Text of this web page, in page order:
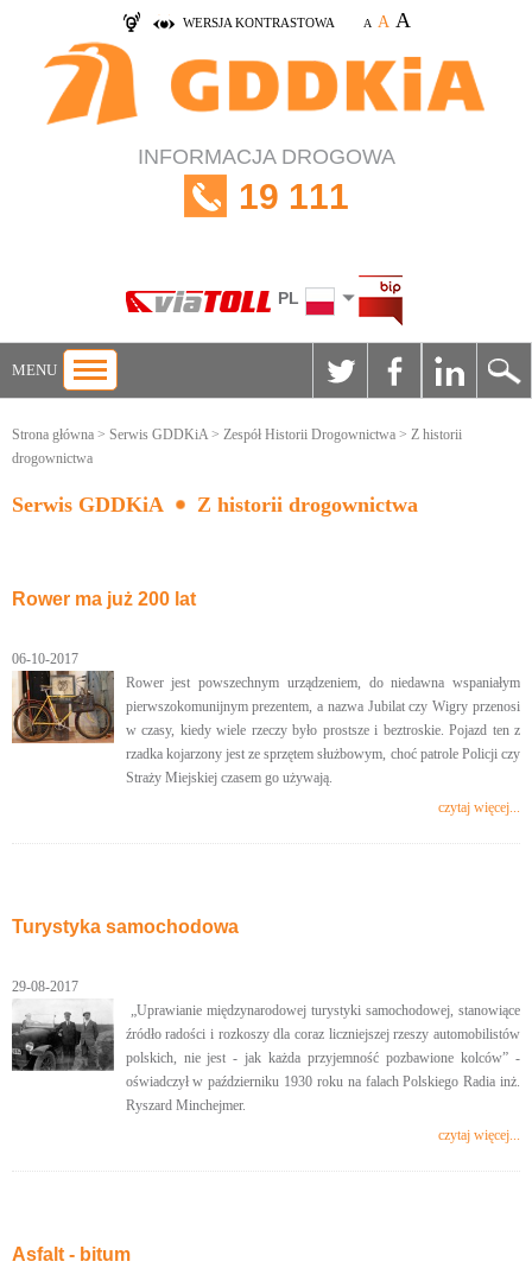
WERSJA KONTRASTOWA A A A
INFORMACJA DROGOWA
19 111
PL
MENU
Strona główna > Serwis GDDKiA> Zespół Historii Drogownictwa > Z historii
drogownictwa
Serwis GDDKiA Z historii drogownictwa
Rower ma już 200 lat
06-10-2017
Rower jest powszechnym urządzeniem, do niedawna wspaniałym
pierwszokomunijnym prezentem, a nazwa Jubilat czy Wigry przenosi
w czasy, kiedy wiele rzeczy było prostsze i beztroskie. Pojazd ten z
rzadka kojarzony jest ze sprzętem służbowym, choć patrole Policji czy
Straży Miejskiej czasem go używają.
czytaj więcej...
Turystyka samochodowa
29-08-2017
„Uprawianie międzynarodowej turystyki samochodowej, stanowiące
źródło radości i rozkoszy dla coraz liczniejszej rzeszy automobilistów
polskich, nie jest - jak każda przyjemność pozbawione kolców” -
oświadczył w październiku 1930 roku na falach Polskiego Radia inż.
Ryszard Minchejmer.
czytaj więcej...
Asfalt - bitum